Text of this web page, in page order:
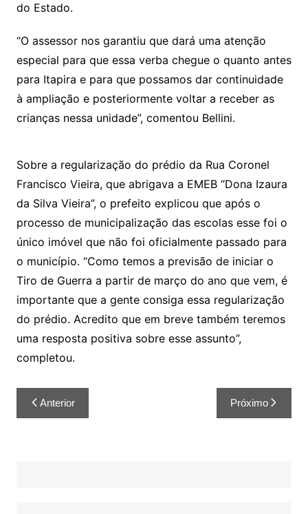
do Estado.
“O assessor nos garantiu que dará uma atenção
especial para que essa verba chegue o quanto antes
para Itapira e para que possamos dar continuidade
à ampliação e posteriormente voltar a receber as
crianças nessa unidade”, comentou Bellini.
Sobre a regularização do prédio da Rua Coronel
Francisco Vieira, que abrigava a EMEB “Dona Izaura
da Silva Vieira”, o prefeito explicou que após o
processo de municipalização das escolas esse foi o
único imóvel que não foi oficialmente passado para
o município. “Como temos a previsão de iniciar o
Tiro de Guerra a partir de março do ano que vem, é
importante que a gente consiga essa regularização
do prédio. Acredito que em breve também teremos
uma resposta positiva sobre esse assunto”,
completou.
Anterior Próximo